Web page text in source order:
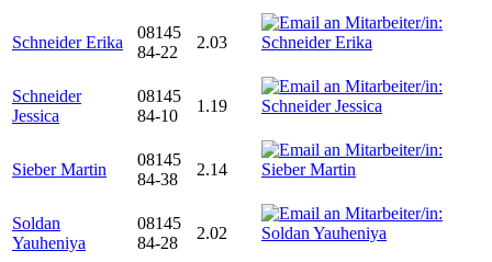
Schneider Erika
08145
84-22
2.03
Schneider
Jessica
08145
84-10
1.19
Sieber Martin
08145
84-38
2.14
Soldan
Yauheniya
08145
84-28
2.02